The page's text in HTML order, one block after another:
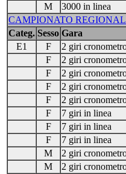
M
3000 in linea
CAMPIONATO
Categ. Sesso Gara
E1
F 2 giri
F
2 giri
F
2 giri
F
2 giri
F
2 giri
F
7 giri in linea
F
7 giri in linea
F
7 giri in linea
M
2 giri
M
2 giri